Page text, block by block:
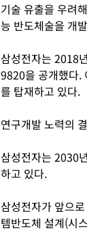
기술 유출을 우려
능 반도체술을 개
삼성전자는 2018
9820을 공개했다.
를 탑재하고 있다.
연구개발 노력의
삼성전자는 2030
하고 있다.
삼성전자가 앞으
템반도체 설계(시